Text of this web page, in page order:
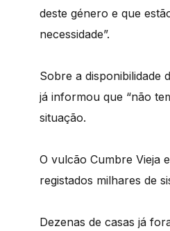
deste género e que
necessidade”.
Sobre a disponibilidade
já informou que “não
situação.
O vulcão Cumbre Vieja
registados milhares de
Dezenas de casas já